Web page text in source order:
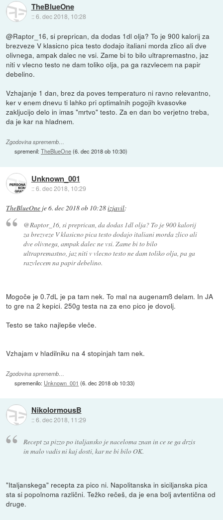
TheBlueOne
::6. dec 2018, 10:28
@Raptor_16, si preprican, da dodas 1dl olja? To je 900 kalorij za
brezveze V klasicno pica testo dodajo italiani morda zlico ali dve
olivnega, ampak dalec ne vsi. Zame bi to bilo ultrapremastno, jaz
niti v vlecno testo ne dam toliko olja, pa ga razvlecem na papir
debelino.
Vzhajanje 1 dan, brez da poves temperaturo ni ravno relevantno,
ker v enem dnevu ti lahko pri optimalnih pogojih kvasovke
zakljucijo delo in imas "mrtvo" testo. Za en dan bo verjetno treba,
da je kar na hladnem.
Zgodovina sprememb…
spremenil:TheBlueOne(6. dec 2018 ob 10:30)
Unknown_001
::6. dec 2018, 10:29
TheBlueOne je6. dec 2018 ob 10:28izjavil:
@Raptor_16, si preprican, da dodas 1dl olja? To je 900 kalorij
za brezveze V klasicno pica testo dodajo italiani morda zlico ali
dve olivnega, ampak dalec ne vsi. Zame bi to bilo
ultrapremastno, jaz niti v vlecno testo ne dam toliko olja, pa ga
razvlecem na papir debelino.
Mogoče je 0.7dL je pa tam nek. To mal na augenamß delam. In JA
to gre na 2 kepici. 250g testa na za eno pico je dovolj.
Testo se tako najlepše vleče.
Vzhajam v hladilniku na 4 stopinjah tam nek.
Zgodovina sprememb…
spremenilo: Unknown_001 (6. dec 2018 ob 10:33)
NikolormousB
::6. dec 2018, 11:29
Recept za pizzo po italjansko je naceloma znan in ce se ga drzis
in malo vadis ni kaj dosti, kar ne bi bilo OK.
"Italjanskega" recepta za pico ni. Napolitanska in siciljanska pica
sta si popolnoma različni. Težko rečeš, da je ena bolj avtentična od
druge.